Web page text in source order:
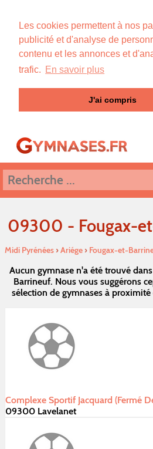
Les cookies permettent à nos
publicité et d'analyse de
contenu et les annonces et
trafic. En savoir plus
J'ai compris
09300 - Fougax-
Midi Pyrénées›Ariége› Fougax-et-
Aucun gymnase n'a été trouvé
Barrineuf. Nous vous suggérons
sélection de gymnases à
Complexe Sportif Jacquard (Fermé
09300 Lavelanet